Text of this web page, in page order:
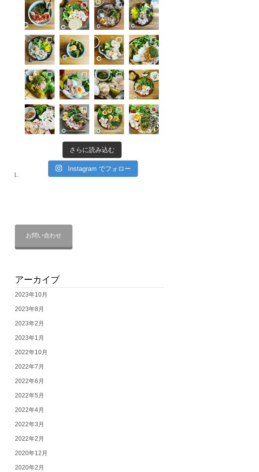
さらに読み込む
Instagram でフォロー
お問い合わせ
アーカイブ
2023年10月
2023年8月
2023年2月
2023年1月
2022年10月
2022年7月
2022年6月
2022年5月
2022年4月
2022年3月
2022年2月
2020年12月
2020年2月